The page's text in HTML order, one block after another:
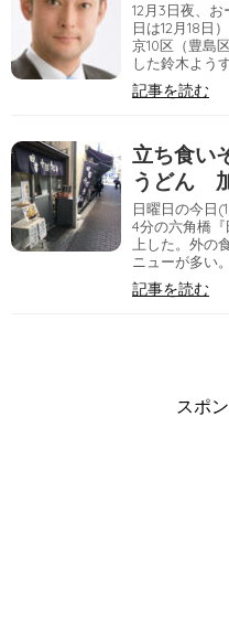
12月3日夜、
日は12月18日
京10区（豊島
した鈴木よう
記事を読む
立ち食い
うどん
日曜日の今日
4分の六角橋
上した。外の
ニューが多い
記事を読む
スポ